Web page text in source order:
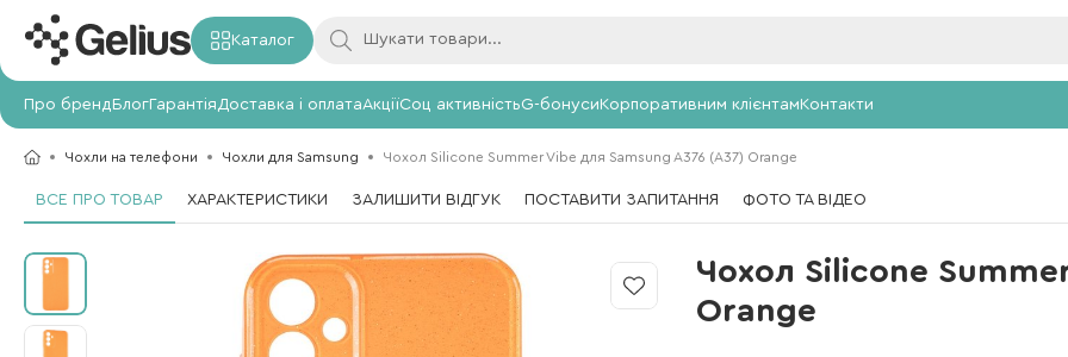
Каталог
Про брендБлогГарантія Доставка і оплатаАкціїСоц активністьG-бонусиКорпоративним клієнтамКонтакти
Чохли на телефони Чохли для Samsung Чохол Silicone Summer Vibe для Samsung A376 (A37) Orange
ВСЕ ПРО ТОВАР ХАРАКТЕРИСТИКИ ЗАЛИШИТИ ВІДГУК ПОСТАВИТИ ЗАПИТАННЯ ФОТО ТА ВІДЕО
Чохол Silicone
Orange